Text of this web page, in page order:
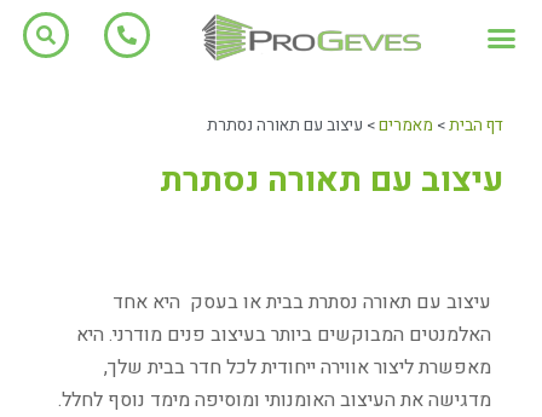
דף הבית> מאמרים> עיצוב עם תאורה נסתרת
עיצוב עם תאורה נסתרת
עיצוב עם תאורה נסתרת בבית או בעסק היא אחד
האלמנטים המבוקשים ביותר בעיצוב פנים מודרני. היא
מאפשרת ליצור אווירה ייחודית לכל חדר בבית שלך,
מדגישה את העיצוב האומנותי ומוסיפה מימד נוסף לחלל.